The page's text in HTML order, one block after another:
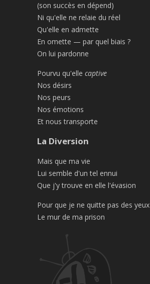
(son succès en dépend)
Ni qu'elle ne relaie du réel
Qu'elle en admette
En omette — par quel biais ?
On lui pardonne
Pourvu qu'elle captive
Nos désirs
Nos peurs
Nos émotions
Et nous transporte
La Diversion
Mais que ma vie
Lui semble d'un tel ennui
Que j'y trouve en elle l'évasion
Pour que je ne quitte pas des yeux
Le mur de ma prison